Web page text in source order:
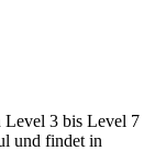
Level 3 bis Level 7
und findet in